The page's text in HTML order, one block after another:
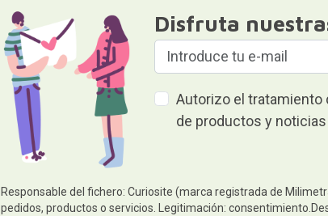
Disfruta
Autorizo el tratamiento
de productos y
Responsable del fichero: Curiosite (marca registrada de
pedidos, productos o servicios. Legitimación: